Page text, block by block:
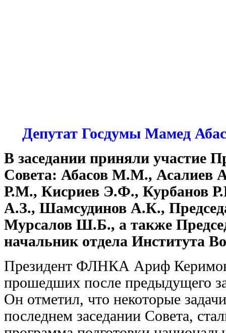
Депутат Госдумы Мамед
В заседании приняли
Совета: Абасов М.М., Асалиев
Р.М., Кисриев Э.Ф., Курбанов
А.З., Шамсудинов А.К.,
Мурсалов Ш.Б., а также
начальник отдела Института
Президент ФЛНКА Ариф Керимов,
прошедших после предыдущего
Он отметил, что некоторые
последнем заседании Совета,